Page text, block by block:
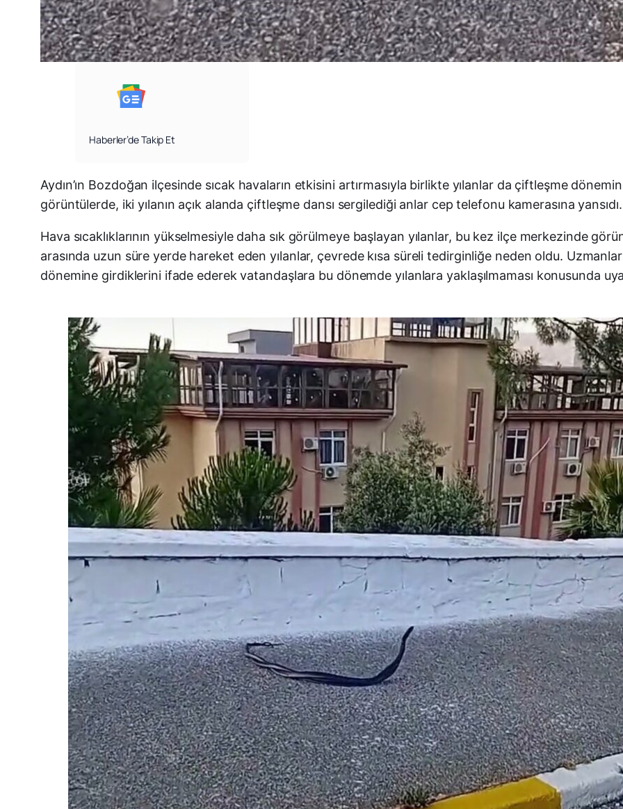
Haberler’de Takip Et
Aydın’ın Bozdoğan ilçesinde sıcak havaların etkisini artırmasıyla birlikte yılanlar da çiftleşme
görüntülerde, iki yılanın açık alanda çiftleşme dansı sergilediği anlar cep telefonu kamerasına yansıdı.
Hava sıcaklıklarının yükselmesiyle daha sık görülmeye başlayan yılanlar, bu kez ilçe merkezinde
arasında uzun süre yerde hareket eden yılanlar, çevrede kısa süreli tedirginliğe neden oldu.
dönemine girdiklerini ifade ederek vatandaşlara bu dönemde yılanlara yaklaşılmaması konusunda